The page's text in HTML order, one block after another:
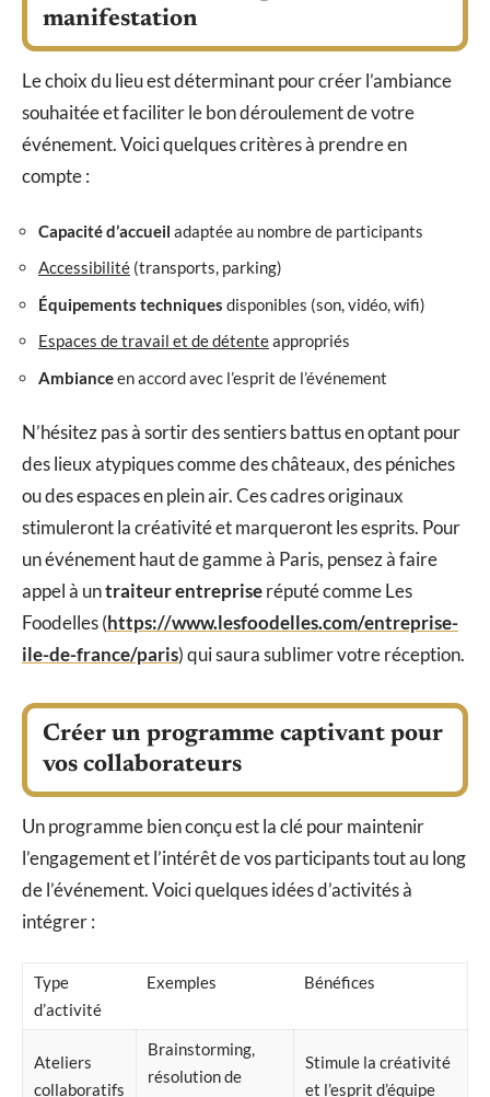
manifestation
Le choix du lieu est déterminant pour créer l’ambiance
souhaitée et faciliter le bon déroulement de votre
événement. Voici quelques critères à prendre en
compte :
Capacité d’accueil adaptée au nombre de participants
Accessibilité (transports, parking)
Équipements techniques disponibles (son, vidéo, wifi)
Espaces de travail et de détenteappropriés
Ambianceen accord avec l’esprit de l’événement
N’hésitez pas à sortir des sentiers battus en optant pour
des lieux atypiques comme des châteaux, des péniches
ou des espaces en plein air. Ces cadres originaux
stimuleront la créativité et marqueront les esprits. Pour
un événement haut de gamme à Paris, pensez à faire
appel à untraiteur entrepriseréputé comme Les
Foodelles (https://www.lesfoodelles.com/entreprise-
ile-de-france/paris) qui saura sublimer votre réception.
Créer un programme captivant pour
vos collaborateurs
Un programme bien conçu est la clé pour maintenir
l’engagement et l’intérêt de vos participants tout au long
de l’événement. Voici quelques idées d’activités à
intégrer :
Type
d’activité
Exemples Bénéfices
Ateliers
collaboratifs
Brainstorming,
résolution de
Stimule la créativité
et l’esprit d’équipe